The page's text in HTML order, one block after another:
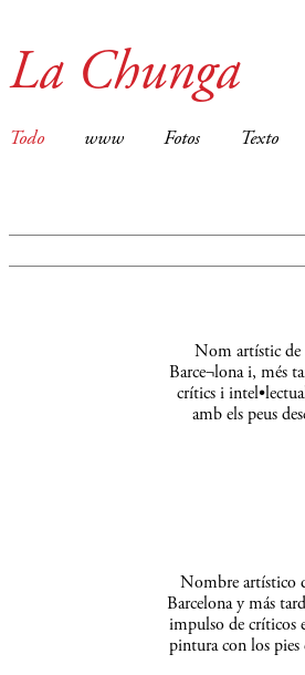
La Chunga
Todo www Fotos Texto
Nom artístic de
Barce¬lona i, més
crítics i
amb els peus
Nombre artístico
Barcelona y más
impulso de críticos
pintura con los pies